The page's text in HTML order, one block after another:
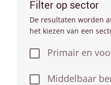
Filter op sector
De resultaten worden
het kiezen van een
Primair en
Middelbaar